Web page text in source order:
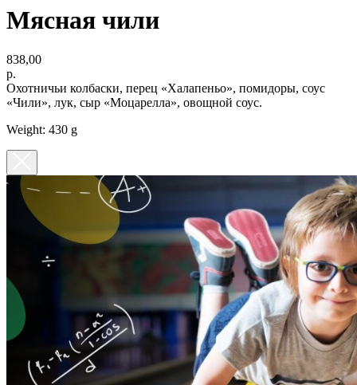
Мясная чили
838,00
р.
Охотничьи колбаски, перец «Халапеньо», помидоры, соус
«Чили», лук, сыр «Моцарелла», овощной соус.
Weight: 430 g